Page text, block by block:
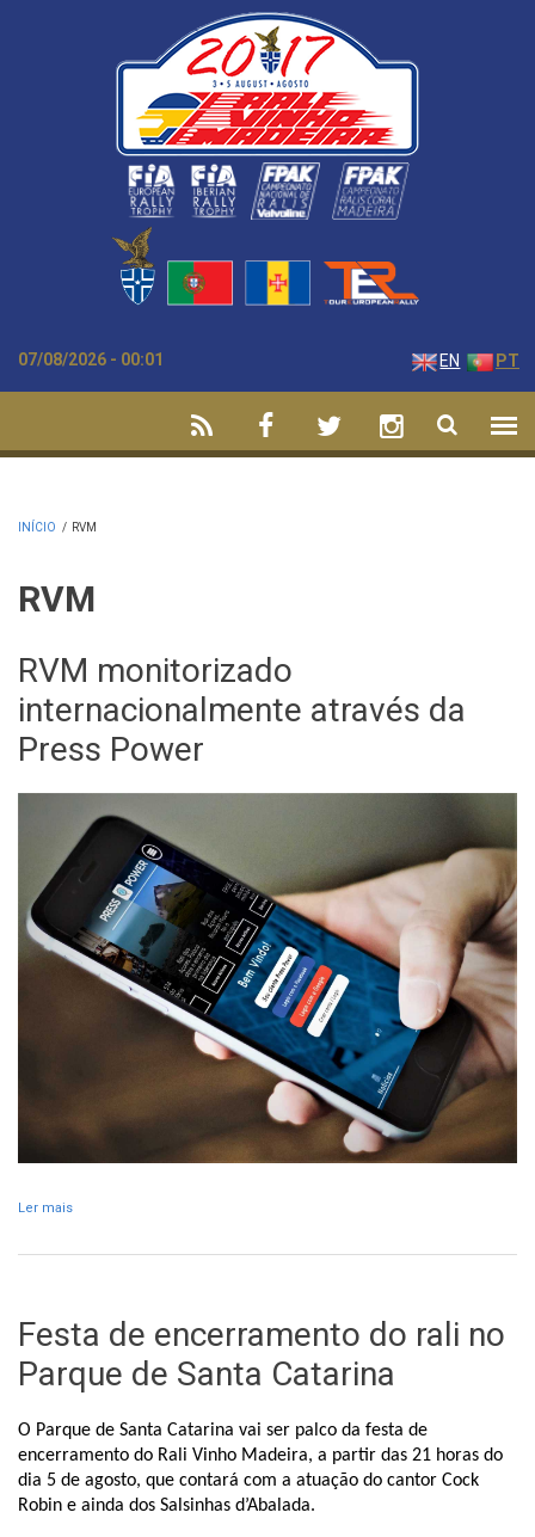
Passar para o conteúdo principal
07/08/2026 - 00:01 EN PT
INÍCIO / RVM
RVM
RVM monitorizado
internacionalmente através da
Press Power
Ler mais
Festa de encerramento do rali no
Parque de Santa Catarina
O Parque de Santa Catarina vai ser palco da festa de
encerramento do Rali Vinho Madeira, a partir das 21 horas do
dia 5 de agosto, que contará com a atuação do cantor Cock
Robin e ainda dos Salsinhas d’Abalada.